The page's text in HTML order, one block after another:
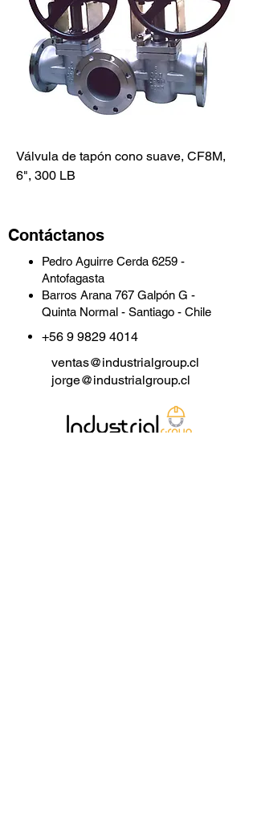
Válvula de tapón cono suave, CF8M,
6", 300 LB
Contáctanos
Pedro Aguirre Cerda 6259 -
Antofagasta
Barros Arana 767 Galpón G -
Quinta Normal - Santiago - Chile
+56 9 9829 4014
ventas@industrialgroup.cl
jorge@industrialgroup.cl